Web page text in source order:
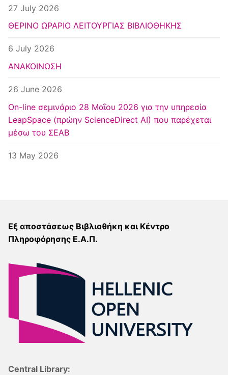
27 July 2026
ΘΕΡΙΝΟ ΩΡΑΡΙΟ ΛΕΙΤΟΥΡΓΙΑΣ ΒΙΒΛΙΟΘΗΚΗΣ
6 July 2026
ΑΝΑΚΟΙΝΩΣΗ
26 June 2026
Οn-line σεμινάριο 28 Μαΐου 2026 για την υπηρεσία
LeapSpace (πρώην ScienceDirect AI) που παρέχεται
μέσω του ΣΕΑΒ
13 May 2026
Εξ αποστάσεως Βιβλιοθήκη και Κέντρο
Πληροφόρησης Ε.Α.Π.
Central Library: